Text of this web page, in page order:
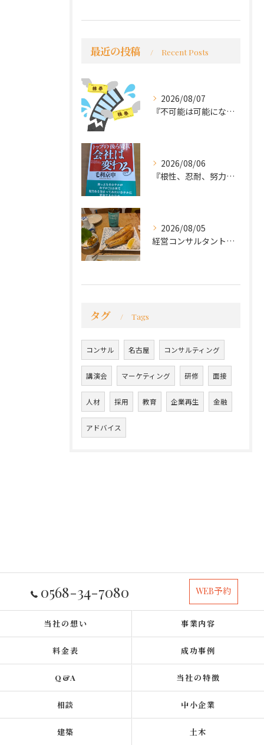
最近の投稿 Recent Posts
2026/08/07
『不可能は可能になる』
2026/08/06
『根性、忍耐、努力という言葉は死語なのか』
2026/08/05
経営コンサルタントのモーちゃん・毛利京申です。
タグ Tags
コンサル 名古屋 コンサルティング
講演会 マーケティング 研修 面接
人材 採用 教育 企業再生 金融
アドバイス
0568-34-7080 WEB予約
当社の想い 事業内容
料金表 成功事例
Q&A 当社の特徴
相談 中小企業
建築 土木